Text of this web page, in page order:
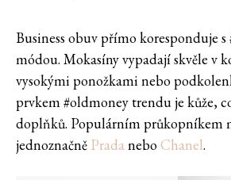
Business obuv přímo koresponduje
módou. Mokasíny vypadají skvěle v
vysokými ponožkami nebo
prvkem #oldmoney trendu je kůže,
doplňků. Populárním průkopníkem
jednoznačně PradaneboChanel.